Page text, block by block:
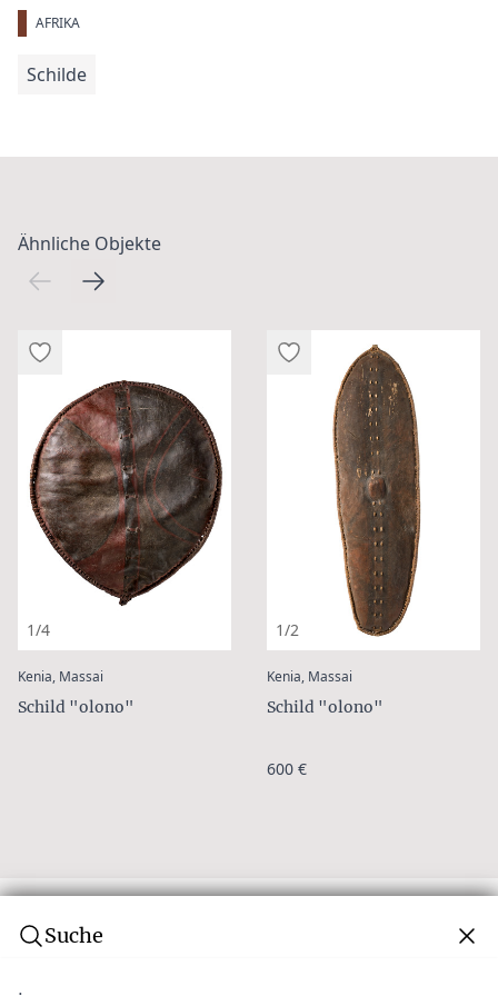
AFRIKA
Schilde
Ähnliche Objekte
1/4
Kenia, Massai
Schild "olono"
1/2
Kenia, Massai
Schild "olono"
600 €
Suche